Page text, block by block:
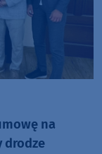
na
drodze